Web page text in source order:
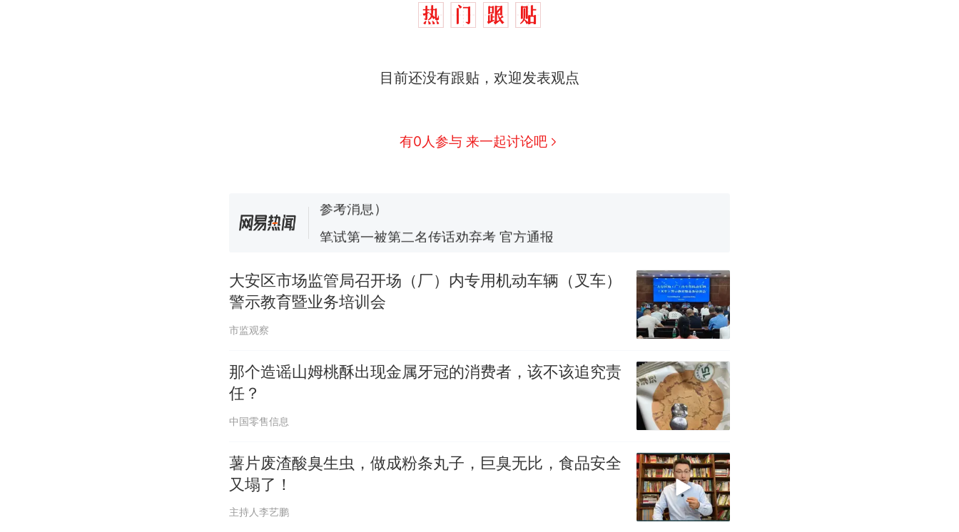
目前还没有跟贴，欢迎发表观点
有0人参与 来一起讨论吧
费大厨“全国小炒肉大王”称号，仅凭视频评出？中国烹饪协会回
招聘，成立调查组全面核查
台风"白海豚"中心附近最大风力已达15级 最新研判
那个在床头放菜刀的女孩，因老师一句“跟我回家”改写了人生
大安区市场监管局召开场（厂）内专用机动车辆（叉车）
警示教育暨业务培训会
市监观察
那个造谣山姆桃酥出现金属牙冠的消费者，该不该追究责
任？
中国零售信息
薯片废渣酸臭生虫，做成粉条丸子，巨臭无比，食品安全
又塌了！
主持人李艺鹏